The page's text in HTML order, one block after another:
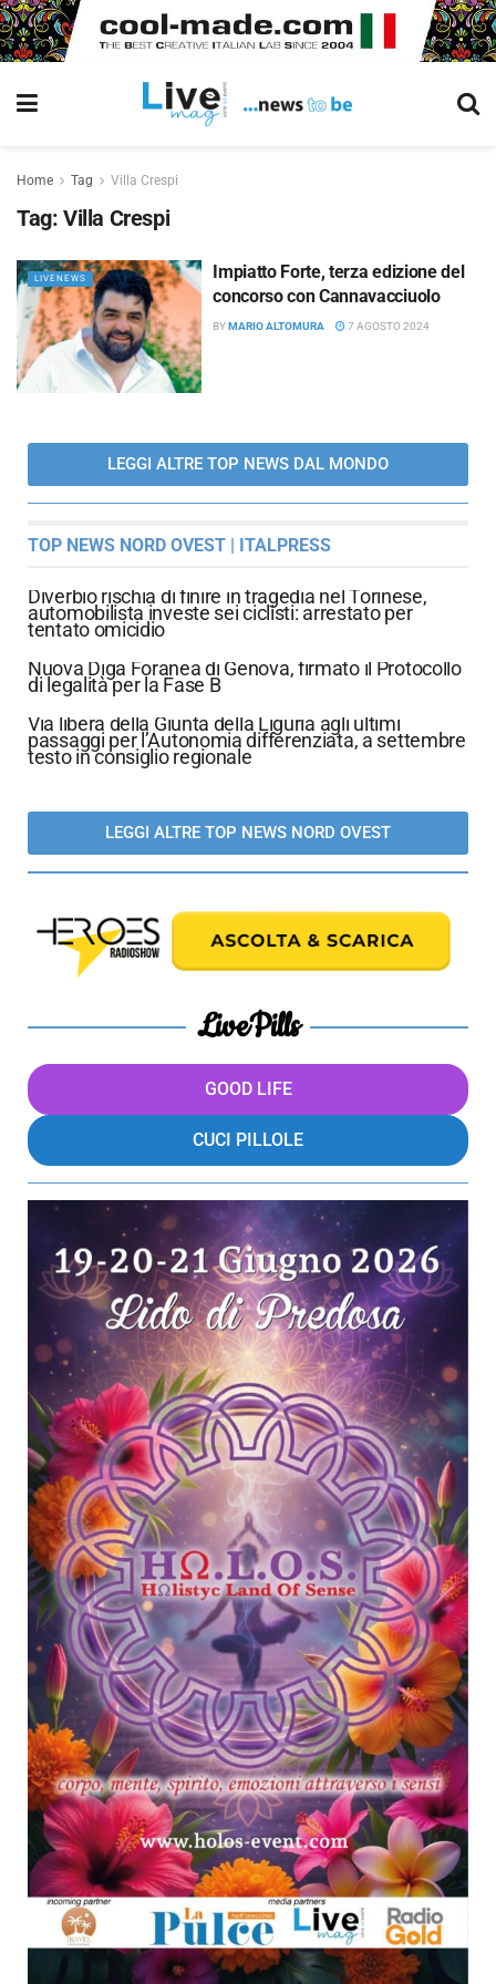
Home Tag Villa Crespi
Tag: Villa Crespi
LIVENEWS
Impiatto Forte, terza edizione del
concorso con Cannavacciuolo
BYMARIO ALTOMURA 7 AGOSTO 2024
LEGGI ALTRE TOP NEWS DAL MONDO
TOP NEWS NORD OVEST | ITALPRESS
Diverbio rischia di finire in tragedia nel Torinese,
automobilista investe sei ciclisti: arrestato per
tentato omicidio
Nuova Diga Foranea di Genova, firmato il Protocollo
di legalità per la Fase B
Via libera della Giunta della Liguria agli ultimi
passaggi per l’Autonomia differenziata, a settembre
testo in consiglio regionale
LEGGI ALTRE TOP NEWS NORD OVEST
LivePills
GOOD LIFE
CUCI PILLOLE